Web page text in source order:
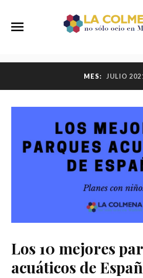
MES: JULIO
Los 10 mejores
acuáticos de